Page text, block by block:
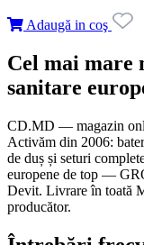
Adaugă in coş
Cel mai mare
sanitare
CD.MD — magazin
Activăm din 2006:
de duș și seturi
europene de top —
Devit. Livrare în toată
producător.